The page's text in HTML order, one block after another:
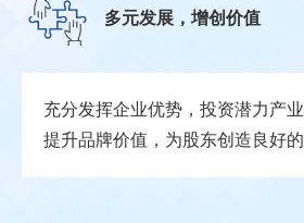
多元发展，增创价值
充分发挥企业优势，投资潜力产
提升品牌价值，为股东创造良好的